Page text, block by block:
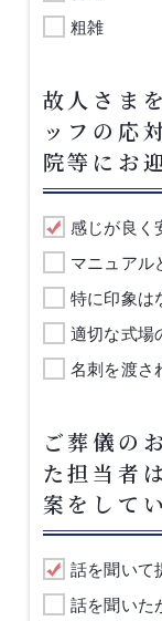
粗雑
故人さま
ッフの応
院等にお
感じが良く
マニュアル
特に印象は
適切な式場
名刺を渡さ
ご葬儀の
た担当者
案をして
話を聞いて
話を聞いた